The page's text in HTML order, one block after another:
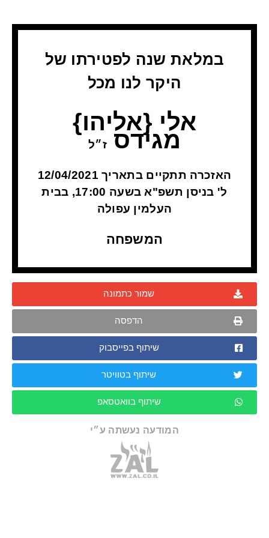
במלאת שנה לפטירתו של
היקר לנו מכל
אלי {אליהו}
מגידס ז״ל
האזכרה תתקיים בתאריך 12/04/2021
ל' בניסן תשפ"א בשעה 17:00, בבית
העלמין עפולה
המשפחה
שמור כתמונה
הדפסה
שיתוף בפייסבוק
שיתוף בטוויטר
שיתוף בוואטסאפ
המודעה נעשתה ע״י